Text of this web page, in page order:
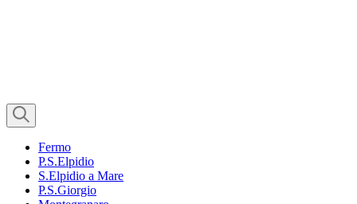
Fermo
P.S.Elpidio
S.Elpidio a Mare
P.S.Giorgio